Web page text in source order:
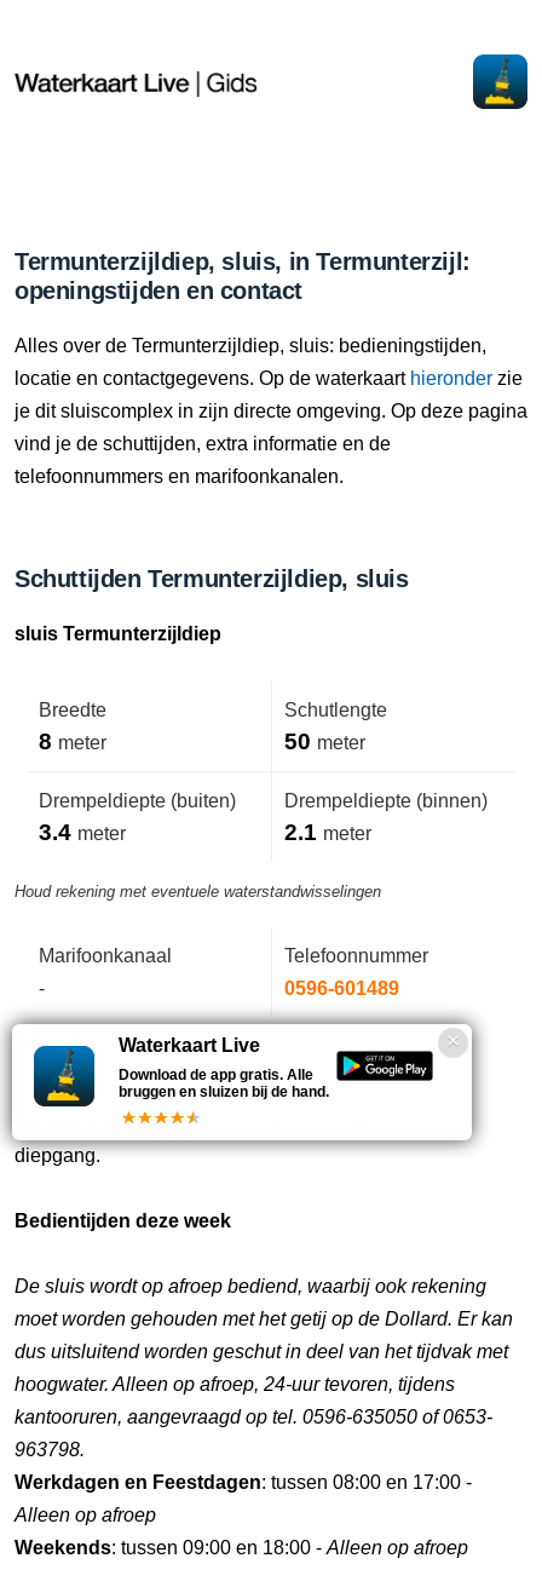
Termunterzijldiep, sluis, in Termunterzijl:
openingstijden en contact
Alles over de Termunterzijldiep, sluis: bedieningstijden,
locatie en contactgegevens. Op de waterkaart hieronder zie
je dit sluiscomplex in zijn directe omgeving. Op deze pagina
vind je de schuttijden, extra informatie en de
telefoonnummers en marifoonkanalen.
Schuttijden Termunterzijldiep, sluis
sluis Termunterzijldiep
Breedte
8 meter
Schutlengte
50 meter
Drempeldiepte (buiten)
3.4 meter
Drempeldiepte (binnen)
2.1 meter
Houd rekening met eventuele waterstandwisselingen
Marifoonkanaal
-
Telefoonnummer
0596-601489
Geen opmerkingen
Opmerking:Bediening is afhankelijk van het getij en
diepgang.
Bedientijden deze week
De sluis wordt op afroep bediend, waarbij ook rekening
moet worden gehouden met het getij op de Dollard. Er kan
dus uitsluitend worden geschut in deel van het tijdvak met
hoogwater. Alleen op afroep, 24-uur tevoren, tijdens
kantooruren, aangevraagd op tel. 0596-635050 of 0653-
963798.
Werkdagen en Feestdagen: tussen 08:00 en 17:00 -
Alleen op afroep
Weekends: tussen 09:00 en 18:00 - Alleen op afroep
Waterkaart Live
Download de app gratis. Alle
bruggen en sluizen bij de hand.